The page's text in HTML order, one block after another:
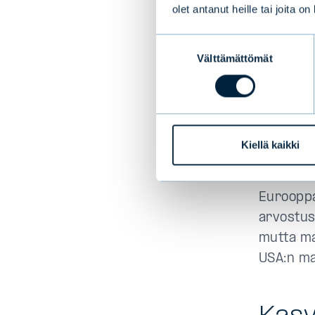
olet antanut heille tai joita
Välttämättömät
Kiellä kaikki
jo
sanoen
mutta
USA:n